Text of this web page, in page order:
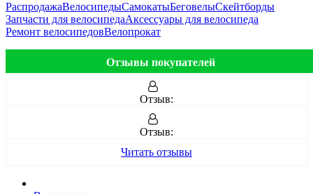
РаспродажаВелосипедыСамокатыБеговелыСкейтборды
Запчасти для велосипедаАксессуары для велосипеда
Ремонт велосипедовВелопрокат
Отзывы покупателей
Отзыв:
Отзыв:
Читать отзывы